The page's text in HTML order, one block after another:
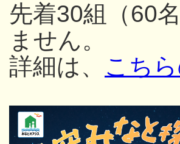
先着30組（60
ません。
詳細は、 こち